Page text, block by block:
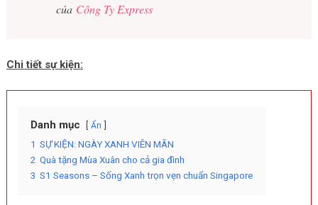
của Công Ty Express
Chi tiết sự kiện:
Danh mục Ẩn
1 SỰ KIỆN: NGÀY XANH VIÊN MÃN
2 Quà tặng Mùa Xuân cho cả gia đình
3 S1 Seasons – Sống Xanh trọn vẹn chuẩn Singapore